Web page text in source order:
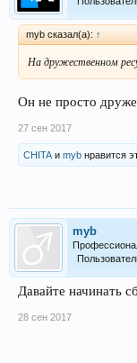
myb сказал(а): ↑
На дружественном
Он не просто
27 сен 2017
CHITA и myb нравится
myb
Давайте начинать
28 сен 2017